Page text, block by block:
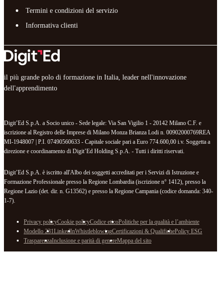
Termini e condizioni del servizio
Informativa clienti
il più grande polo di formazione in Italia, leader nell'innovazione
dell'apprendimento
Digit’Ed S.p.A. a Socio unico - Sede legale: Via San Vigilio 1 - 20142 Milano C.F. e
iscrizione al Registro delle Imprese di Milano Monza Brianza Lodi n. 00902000769REA
MI-1948007 | P.I. 07490560633 - Capitale sociale pari a Euro 774.600,00 i.v. Soggetta a
direzione e coordinamento di Digit’Ed Holding S.p.A. - Tutti i diritti riservati.
Digit’Ed S.p.A. è iscritto all'Albo dei soggetti accreditati per i Servizi di Istruzione e
Formazione Professionale presso la Regione Lombardia (iscrizione n° 1412), presso la
Regione Lazio (det. dir. n. G13562) e presso la Regione Campania (codice domanda: 340-
1-7).
Privacy policyCookie policyCodice eticoPolitiche per la qualità e l’ambiente
Modello 231LinkedInWhistleblowingCertificazioni & QualifichePolicy ESG
TrasparenzaInclusione e parità di genereMappa del sito